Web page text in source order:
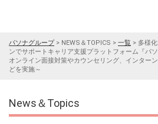
パソナグループ> NEWS＆TOPICS > 一覧 > 多様
ンでサポートキャリア支援プラットフォーム『パ
オンライン面接対策やカウンセリング、インター
どを実施～
News＆Topics